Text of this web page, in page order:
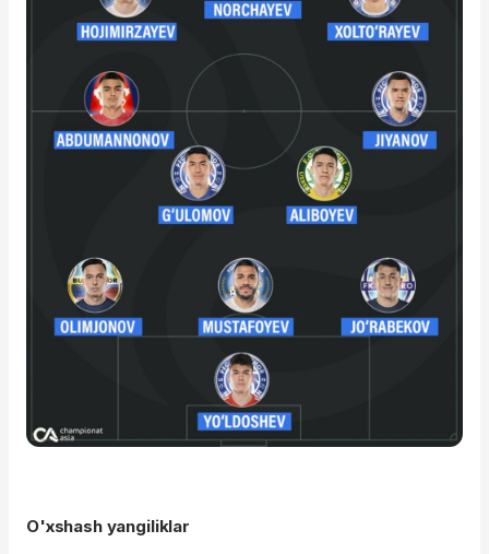
O'xshash yangiliklar